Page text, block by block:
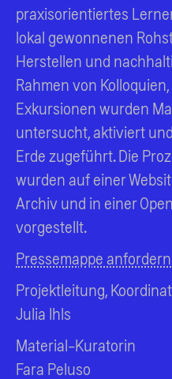
praxisorientiertes
lokal gewonnenen
Herstellen und
Rahmen von
Exkursionen wurden
untersucht, aktiviert
Erde zugeführt. Die
wurden auf einer
Archiv und in einer
vorgestellt.
Pressemappe anfordern
Projektleitung,
Julia Ihls
Material-Kuratorin
Fara Peluso